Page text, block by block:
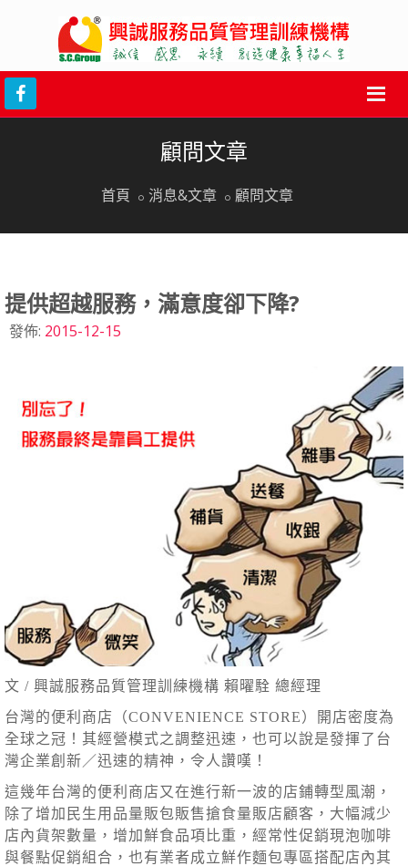
顧問文章
首頁 消息&文章 顧問文章
提供超越服務，滿意度卻下降?
發佈: 2015-12-15
文 / 興誠服務品質管理訓練機構 賴曜駩 總經理
台灣的便利商店（CONVENIENCE STORE）開店密度為
全球之冠！其經營模式之調整迅速，也可以說是發揮了台
灣企業創新／迅速的精神，令人讚嘆！
這幾年台灣的便利商店又在進行新一波的店鋪轉型風潮，
除了增加民生用品量販包販售搶食量販店顧客，大幅減少
店內貨架數量，增加鮮食品項比重，經常性促銷現泡咖啡
與餐點促銷組合，也有業者成立鮮作麵包專區搭配店內其